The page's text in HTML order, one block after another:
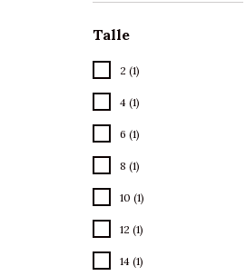
Talle
2 (1)
4 (1)
6 (1)
8 (1)
10 (1)
12 (1)
14 (1)